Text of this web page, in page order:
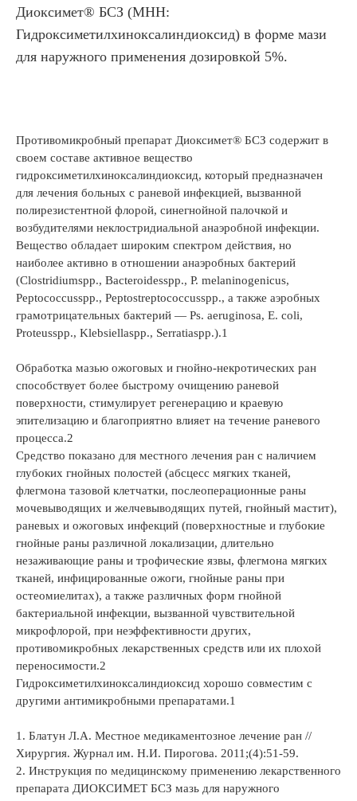
Диоксимет® БСЗ (МНН:
Гидроксиметилхиноксалиндиоксид) в форме мази
для наружного применения дозировкой 5%.
Противомикробный препарат Диоксимет® БСЗ содержит в
своем составе активное вещество
гидроксиметилхиноксалиндиоксид, который предназначен
для лечения больных с раневой инфекцией, вызванной
полирезистентной флорой, синегнойной палочкой и
возбудителями неклостридиальной анаэробной инфекции.
Вещество обладает широким спектром действия, но
наиболее активно в отношении анаэробных бактерий
(Clostridiumspp., Bacteroidesspp., P. melaninogenicus,
Peptococcusspp., Peptostreptococcusspp., а также аэробных
грамотрицательных бактерий — Ps. aeruginosa, E. coli,
Proteusspp., Klebsiellaspp., Serratiaspp.).1
Обработка мазью ожоговых и гнойно-некротических ран
способствует более быстрому очищению раневой
поверхности, стимулирует регенерацию и краевую
эпителизацию и благоприятно влияет на течение раневого
процесса.2
Средство показано для местного лечения ран с наличием
глубоких гнойных полостей (абсцесс мягких тканей,
флегмона тазовой клетчатки, послеоперационные раны
мочевыводящих и желчевыводящих путей, гнойный мастит),
раневых и ожоговых инфекций (поверхностные и глубокие
гнойные раны различной локализации, длительно
незаживающие раны и трофические язвы, флегмона мягких
тканей, инфицированные ожоги, гнойные раны при
остеомиелитах), а также различных форм гнойной
бактериальной инфекции, вызванной чувствительной
микрофлорой, при неэффективности других,
противомикробных лекарственных средств или их плохой
переносимости.2
Гидроксиметилхиноксалиндиоксид хорошо совместим с
другими антимикробными препаратами.1
1. Блатун Л.А. Местное медикаментозное лечение ран //
Хирургия. Журнал им. Н.И. Пирогова. 2011;(4):51-59.
2. Инструкция по медицинскому применению лекарственного
препарата ДИОКСИМЕТ БСЗ мазь для наружного